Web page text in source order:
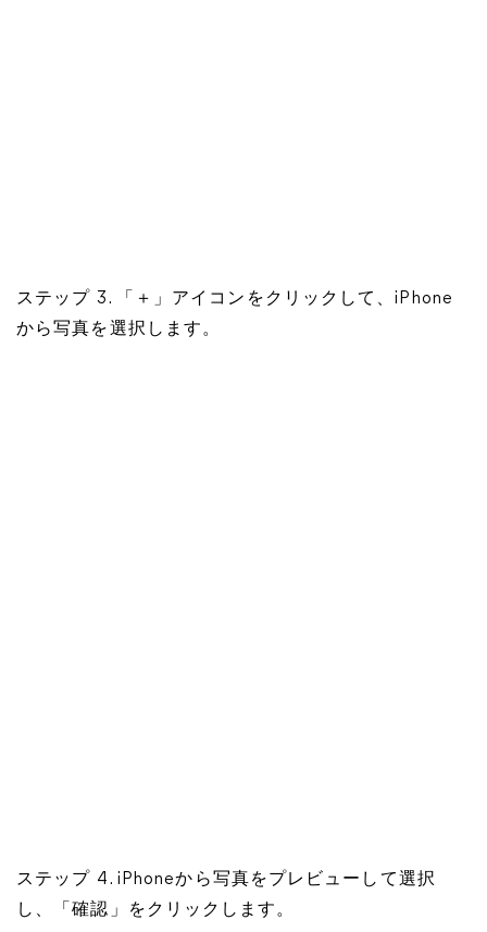
ステップ 3. 「＋」アイコンをクリックして、iPhone
から写真を選択します。
ステップ 4. iPhoneから写真をプレビューして選択
し、「確認」をクリックします。